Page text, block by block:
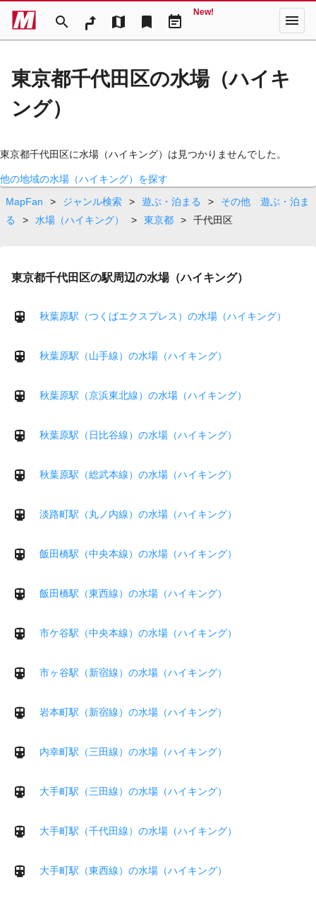
search map bookmark event_note
New! menu
東京都千代田区の水場（ハイキ
ング）
東京都千代田区に水場（ハイキング）は見つかりませんでした。
他の地域の水場（ハイキング）を探す
MapFan
> ジャンル検索 > 遊ぶ・泊まる >
その他 遊ぶ・泊ま
る
> 水場（ハイキング） > 東京都 > 千代田区
東京都千代田区の駅周辺の水場（ハイキング）
秋葉原駅（つくばエクスプレス）の水場（ハイキング）
秋葉原駅（山手線）の水場（ハイキング）
秋葉原駅（京浜東北線）の水場（ハイキング）
秋葉原駅（日比谷線）の水場（ハイキング）
秋葉原駅（総武本線）の水場（ハイキング）
淡路町駅（丸ノ内線）の水場（ハイキング）
飯田橋駅（中央本線）の水場（ハイキング）
飯田橋駅（東西線）の水場（ハイキング）
市ケ谷駅（中央本線）の水場（ハイキング）
市ヶ谷駅（新宿線）の水場（ハイキング）
岩本町駅（新宿線）の水場（ハイキング）
内幸町駅（三田線）の水場（ハイキング）
大手町駅（三田線）の水場（ハイキング）
大手町駅（千代田線）の水場（ハイキング）
大手町駅（東西線）の水場（ハイキング）